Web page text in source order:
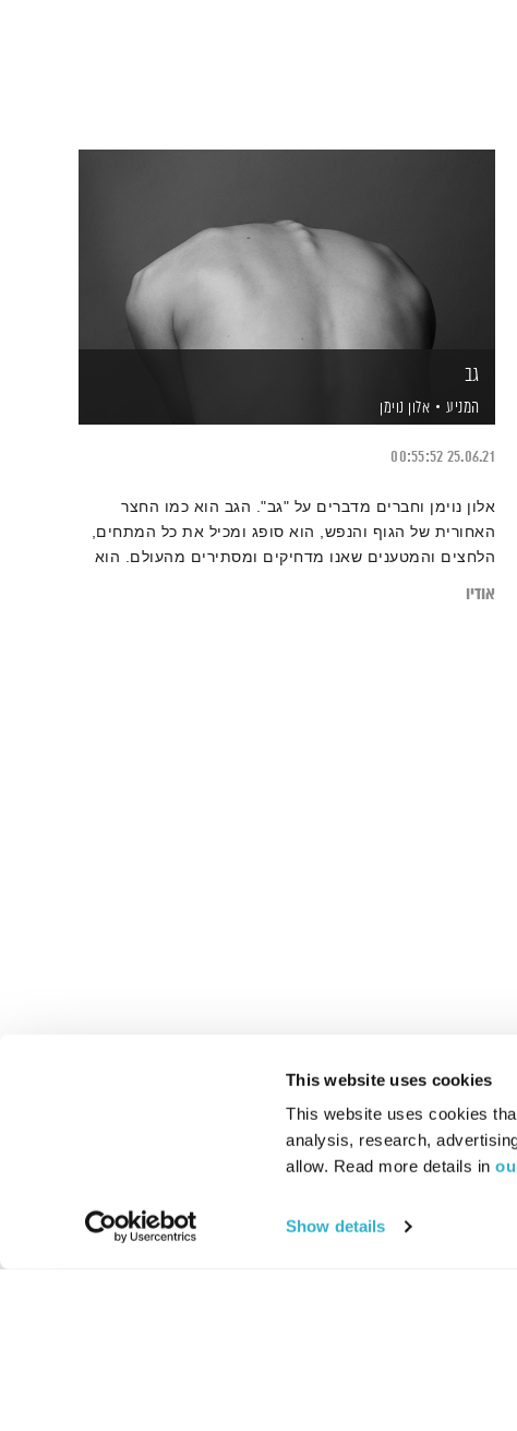
This website uses cookies
This website uses cookies
analysis, research,
allow. Read more details in
Show details
גב
המניע אלון נוימן
25.06.21
00:55:52
אלון נוימן וחברים מדברים על "גב". הגב הוא כמו החצר
האחורית של הגוף והנפש, הוא סופג ומכיל את כל המתחים,
הלחצים והמטענים שאנו מדחיקים ומסתירים מהעולם. הוא
אודיו